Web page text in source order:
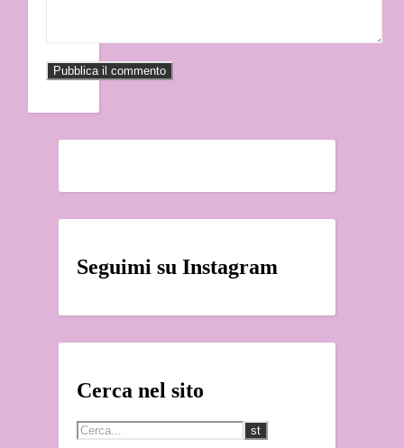
Seguimi su Instagram
Cerca nel sito